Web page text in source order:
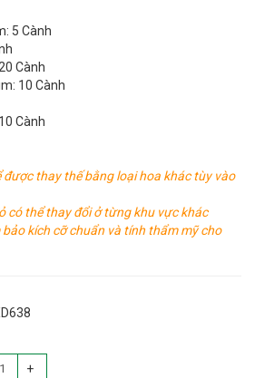
5 Cành
Cành
10 Cành
Cành
được thay thế bằng loại hoa khác tùy vào
có thể thay đổi ở từng khu vực khác
kích cỡ chuẩn và tính thẩm mỹ cho
+